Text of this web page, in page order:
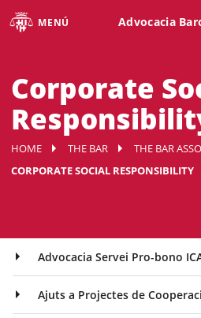
MENÚ Advocacia
Corporate
HOME THE BAR
THE BAR
CORPORATE SOCIAL RESPONSIBILITY
Advocacia Servei Pro-bono
Ajuts a Projectes de